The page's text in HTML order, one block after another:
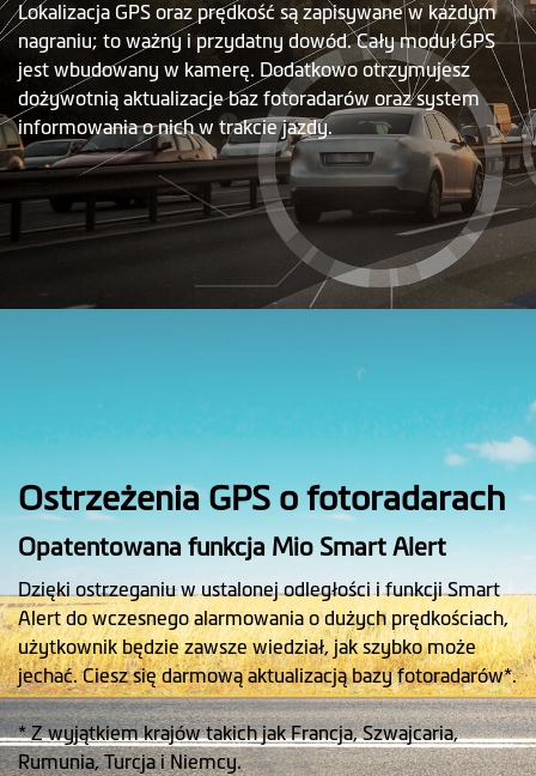
Lokalizacja GPS oraz prędkość są zapisywane w każdym
nagraniu; to ważny i przydatny dowód. Cały moduł GPS
jest wbudowany w kamerę. Dodatkowo otrzymujesz
dożywotnią aktualizacje baz fotoradarów oraz system
informowania o nich w trakcie jazdy.
Ostrzeżenia GPS o fotoradarach
Opatentowana funkcja Mio Smart Alert
Dzięki ostrzeganiu w ustalonej odległości i funkcji Smart
Alert do wczesnego alarmowania o dużych prędkościach,
użytkownik będzie zawsze wiedział, jak szybko może
jechać. Ciesz się darmową aktualizacją bazy fotoradarów*.
* Z wyjątkiem krajów takich jak Francja, Szwajcaria,
Rumunia, Turcja i Niemcy.